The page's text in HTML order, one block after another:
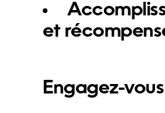
et
Engagez-